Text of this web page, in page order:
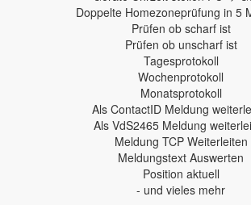
Doppelte Homezoneprüfung in 5
Prüfen ob scharf ist
Prüfen ob unscharf ist
Tagesprotokoll
Wochenprotokoll
Monatsprotokoll
Als ContactID Meldung
Als VdS2465 Meldung
Meldung TCP Weiterleiten
Meldungstext Auswerten
Position aktuell
- und vieles mehr